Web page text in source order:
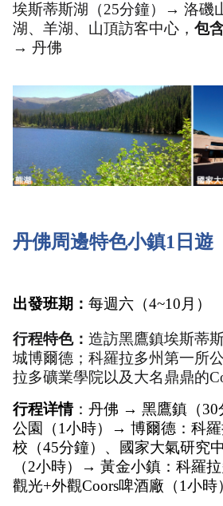
埃斯蒂斯湖（25分鐘）→ 洛磯
湖、羊湖、山頂訪客中心， 包
→ 丹佛
丹佛周邊特色小鎮1日遊
出發班期： 每週六（4~10月）
行程特色： 造訪黑鷹鎮埃斯蒂
城博爾德；科羅拉多州第一所
拉多礦業學院以及大名鼎鼎的
行程详情：丹佛 → 黑鷹鎮（
公園（1小時）→ 博爾德：科
校（45分鐘）、國家大氣研究
（2小時）→ 黃金小鎮：科羅
觀光+外觀Coors啤酒廠（1小